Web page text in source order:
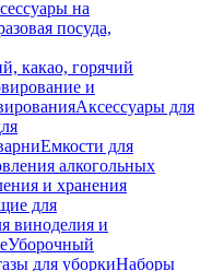
на
посуда,
какао, горячий
и
Аксессуары для
Емкости для
алкогольных
и хранения
для
виноделия и
Уборочный
для уборкиНаборы